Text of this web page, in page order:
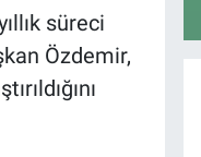
süreci
Özdemir,